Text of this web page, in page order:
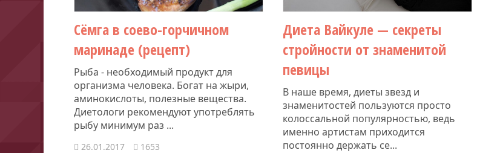
Сёмга в соево-горчичном
маринаде (рецепт)
Рыба - необходимый продукт для
организма человека. Богат на жыри,
аминокислоты, полезные вещества.
Диетологи рекомендуют употреблять
рыбу минимум раз ...
26.01.2017 1653
​Диета Вайкуле — секреты
стройности от знаменитой
певицы
В наше время, диеты звезд и
знаменитостей пользуются просто
колоссальной популярностью, ведь
именно артистам приходится
постоянно держать се...